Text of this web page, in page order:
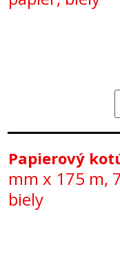
Papierový
mm x 175 m,
biely